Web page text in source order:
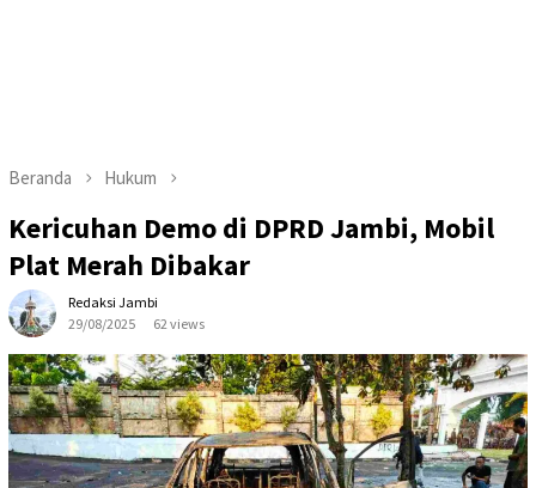
Beranda Hukum
Kericuhan Demo di DPRD Jambi, Mobil
Plat Merah Dibakar
Redaksi Jambi
29/08/2025
62 views